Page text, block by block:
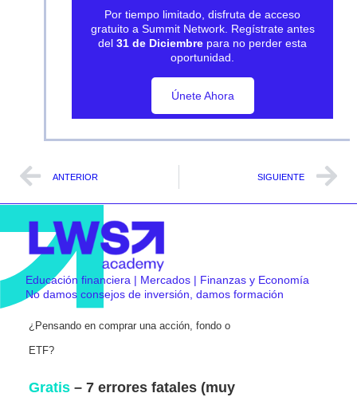
Por tiempo limitado, disfruta de acceso
gratuito a Summit Network. Regístrate antes
del 31 de Diciembre para no perder esta
oportunidad.
Únete Ahora
Únete Ahora
ANTERIOR SIGUIENTE
Educación financiera | Mercados | Finanzas y Economía
No damos consejos de inversión, damos formación
¿Pensando en comprar una acción, fondo o
ETF?
Gratis – 7 errores fatales (muy